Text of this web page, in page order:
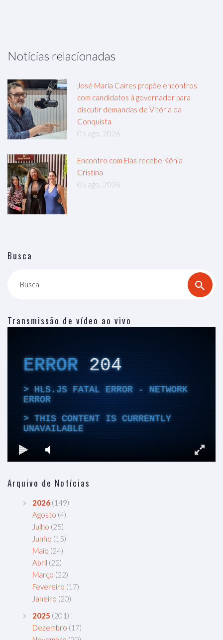
Notícias relacionadas
José Maria Caires propõe encontros
com candidatos à governador para
discutir demandas de Vitória da
Conquista
05 ago, 2026
Encontro com Elas recebe Kênia
Cristina
05 ago, 2026
Busca
Busca
Transmissão de vídeo ao vivo
Arquivo de Notícias
2026 (149)
Agosto (4)
Julho (25)
Junho (15)
Maio (24)
Abril (22)
Março (22)
Fevereiro (17)
Janeiro (20)
2025 (201)
Dezembro (17)